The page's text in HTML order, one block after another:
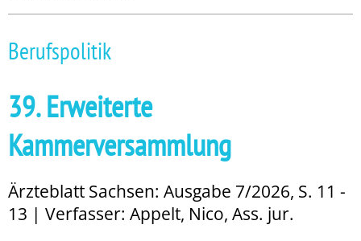
Berufspolitik
39. Erweiterte
Kammerversammlung
Ärzteblatt Sachsen: Ausgabe 7/2026, S. 11 -
13 | Verfasser: Appelt, Nico, Ass. jur.